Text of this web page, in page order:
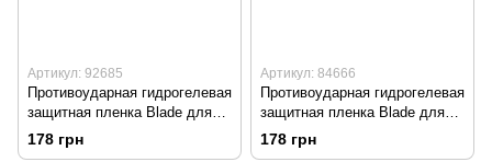
Артикул: 92685
Противоударная гидрогелевая
защитная пленка Blade для
iPhone 7/iPhone 8/iPhone SE
2020/2022 Transparent
178 грн
Артикул: 84666
Противоударная гидрогелевая
защитная пленка Blade для
iPhone 13/iPhone 13
Pro/iPhone 14 Transparent
178 грн